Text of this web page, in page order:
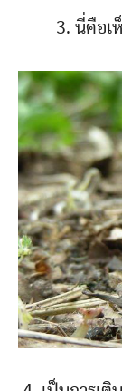
3. นี่คือเ